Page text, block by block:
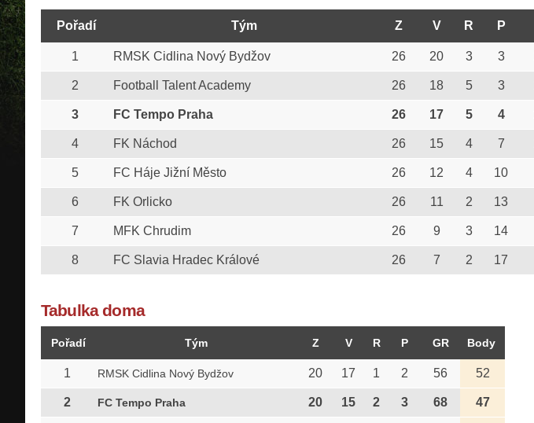
Pořadí Tým Z V R P
1 RMSK Cidlina Nový Bydžov 26 20 3 3
2 Football Talent Academy 26 18 5 3
3 FC Tempo Praha 26 17 5 4
4 FK Náchod 26 15 4 7
5 FC Háje Jižní Město 26 12 4 10
6 FK Orlicko 26 11 2 13
7 MFK Chrudim 26 9 3 14
8 FC Slavia Hradec Králové 26 7 2 17
Tabulka doma
Pořadí Tým Z V R P GR Body
1 RMSK Cidlina Nový Bydžov 20 17 1 2 56 52
2 FC Tempo Praha 20 15 2 3 68 47